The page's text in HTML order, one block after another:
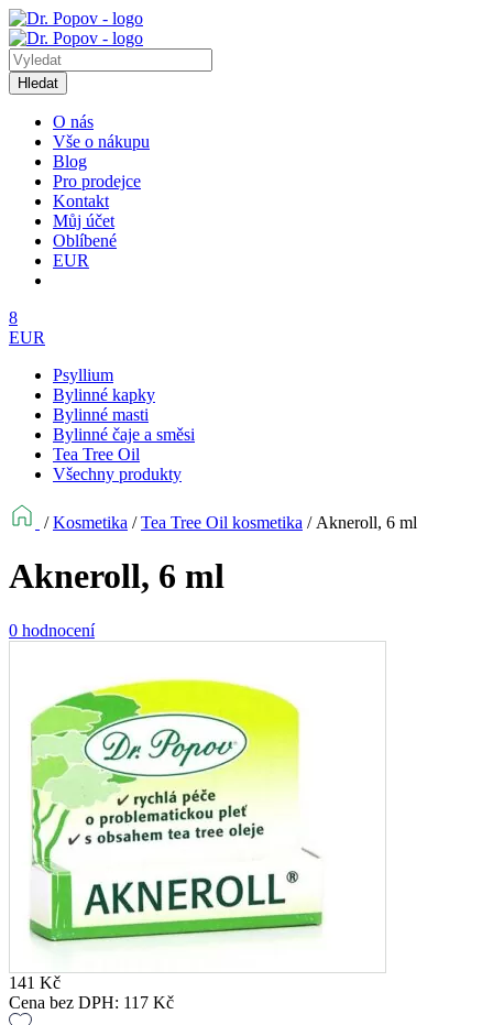
Hledat
O nás
Vše o nákupu
Blog
Pro prodejce
Kontakt
Můj účet
Oblíbené
EUR
8
EUR
Psyllium
Bylinné kapky
Bylinné masti
Bylinné čaje a směsi
Tea Tree Oil
Všechny produkty
/Kosmetika /Tea Tree Oil kosmetika / Akneroll, 6 ml
Akneroll, 6 ml
0 hodnocení
141 Kč
Cena bez DPH: 117 Kč